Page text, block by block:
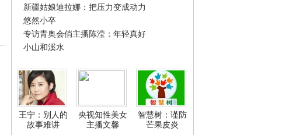
新疆姑娘迪拉娜：把压力变成动力
悠然小卒
专访青奥会俏主播陈滢：年轻真好
小山和溪水
王宁：别人的
故事难讲
央视知性美女
主播文馨
智慧树：谨防
芒果皮炎